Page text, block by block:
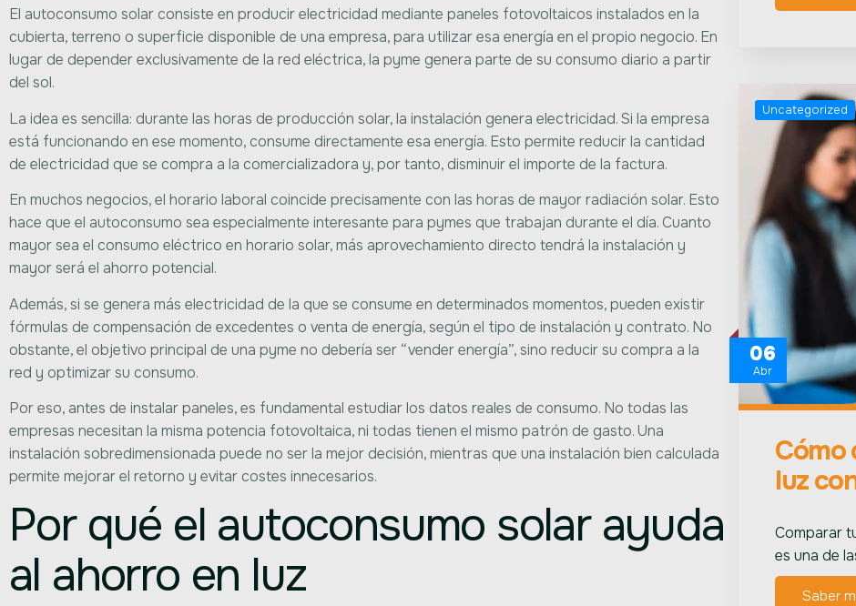
El autoconsumo solar consiste en producir electricidad mediante paneles fotovoltaicos instalados en la
cubierta, terreno o superficie disponible de una empresa, para utilizar esa energía en el propio negocio. En
lugar de depender exclusivamente de la red eléctrica, la pyme genera parte de su consumo diario a partir
del sol.
La idea es sencilla: durante las horas de producción solar, la instalación genera electricidad. Si la empresa
está funcionando en ese momento, consume directamente esa energía. Esto permite reducir la cantidad
de electricidad que se compra a la comercializadora y, por tanto, disminuir el importe de la factura.
En muchos negocios, el horario laboral coincide precisamente con las horas de mayor radiación solar. Esto
hace que el autoconsumo sea especialmente interesante para pymes que trabajan durante el día. Cuanto
mayor sea el consumo eléctrico en horario solar, más aprovechamiento directo tendrá la instalación y
mayor será el ahorro potencial.
Además, si se genera más electricidad de la que se consume en determinados momentos, pueden existir
fórmulas de compensación de excedentes o venta de energía, según el tipo de instalación y contrato. No
obstante, el objetivo principal de una pyme no debería ser “vender energía”, sino reducir su compra a la
red y optimizar su consumo.
Por eso, antes de instalar paneles, es fundamental estudiar los datos reales de consumo. No todas las
empresas necesitan la misma potencia fotovoltaica, ni todas tienen el mismo patrón de gasto. Una
instalación sobredimensionada puede no ser la mejor decisión, mientras que una instalación bien calculada
permite mejorar el retorno y evitar costes innecesarios.
Por qué el autoconsumo solar ayuda
al ahorro en luz
06
Abr
Uncategorized
Cómo
luz
Comparar
es una de
Saber